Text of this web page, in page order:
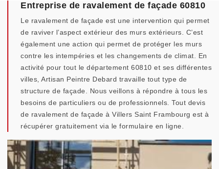
Entreprise de ravalement de façade 60810
Le ravalement de façade est une intervention qui permet
de raviver l’aspect extérieur des murs extérieurs. C’est
également une action qui permet de protéger les murs
contre les intempéries et les changements de climat. En
activité pour tout le département 60810 et ses différentes
villes, Artisan Peintre Debard travaille tout type de
structure de façade. Nous veillons à répondre à tous les
besoins de particuliers ou de professionnels. Tout devis
de ravalement de façade à Villers Saint Frambourg est à
récupérer gratuitement via le formulaire en ligne.